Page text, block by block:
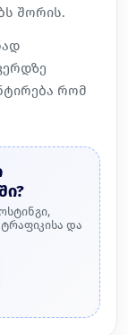
შორის.
რომ
და